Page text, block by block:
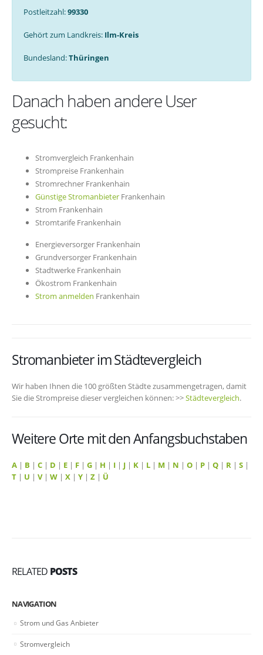
Postleitzahl:99330
Gehört zum Landkreis: Ilm-Kreis
Bundesland:Thüringen
Danach haben andere User
gesucht:
Stromvergleich Frankenhain
Strompreise Frankenhain
Stromrechner Frankenhain
Günstige Stromanbieter Frankenhain
Strom Frankenhain
Stromtarife Frankenhain
Energieversorger Frankenhain
Grundversorger Frankenhain
Stadtwerke Frankenhain
Ökostrom Frankenhain
Strom anmelden Frankenhain
Stromanbieter im Städtevergleich
Wir haben Ihnen die 100 größten Städte zusammengetragen, damit
Sie die Strompreise dieser vergleichen können: >>Städtevergleich.
Weitere Orte mit den Anfangsbuchstaben
A | B | C | D | E | F | G | H | I | J | K | L | M | N | O | P | Q | R | S |
T | U | V| W | X | Y | Z | Ü
RELATED POSTS
NAVIGATION
Strom und Gas Anbieter
Stromvergleich